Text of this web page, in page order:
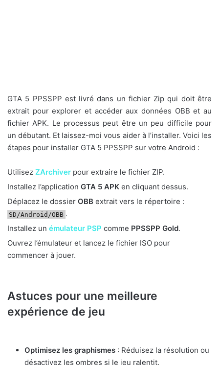
GTA 5 PPSSPP est livré dans un fichier Zip qui doit être
extrait pour explorer et accéder aux données OBB et au
fichier APK. Le processus peut être un peu difficile pour
un débutant. Et laissez-moi vous aider à l’installer. Voici les
étapes pour installer GTA 5 PPSSPP sur votre Android :
Utilisez ZArchiver pour extraire le fichier ZIP.
Installez l’application GTA 5 APK en cliquant dessus.
Déplacez le dossier OBB extrait vers le répertoire :
SD/Android/OBB .
Installez un émulateur PSP comme PPSSPP Gold.
Ouvrez l’émulateur et lancez le fichier ISO pour
commencer à jouer.
Astuces pour une meilleure
expérience de jeu
Optimisez les graphismes : Réduisez la résolution ou
désactivez les ombres si le jeu ralentit.